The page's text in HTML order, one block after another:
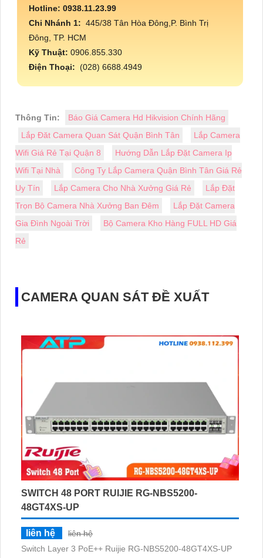
Hotline: 0938.11.23.99
Chi Nhánh 1: 445/38 Tân Hòa Đông,P. Bình Trị
Đông, TP. HCM
Kỹ Thuật: 0906.855.330
Điện Thoại: (028) 6688.4949
Thông Tin:
Báo Giá Camera Hd Hikvision Chính Hãng
Lắp Đăt Camera Quan Sát Quận Bình Tân
Lắp Camera
Wifi Giá Rẻ Tại Quận 8
Hướng Dẫn Lắp Đặt Camera Ip
Wifi Tại Nhà
Công Ty Lắp Camera Quận Bình Tân Giá Rẻ
Uy Tín
Lắp Camera Cho Nhà Xưởng Giá Rẻ
Lắp Đặt
Trọn Bộ Camera Nhà Xưởng Ban Đêm
Lắp Đặt Camera
Gia Đình Ngoài Trời
Bộ Camera Kho Hàng FULL HD Giá
Rẻ
CAMERA QUAN SÁT ĐỀ XUẤT
SWITCH 48 PORT RUIJIE RG-NBS5200-
48GT4XS-UP
liên hệ
liên hệ
Switch Layer 3 PoE++ Ruijie RG-NBS5200-48GT4XS-UP